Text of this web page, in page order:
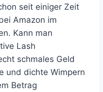
seit einiger Zeit
Amazon im
Kann man
Lash
schmales Geld
und dichte Wimpern
Betrag